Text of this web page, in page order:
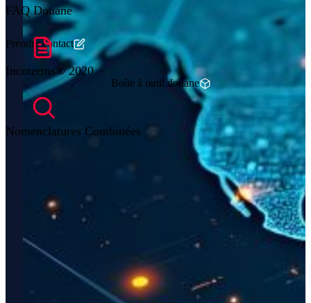
Prendre contact
Boîte à outil douane
FAQ Douane
Incoterms® 2020
Nomenclatures Combinées